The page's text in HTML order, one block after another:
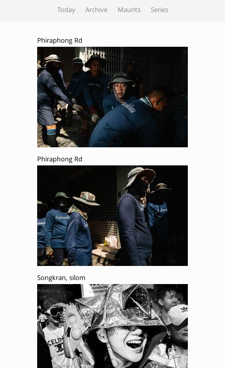
Today Archive Maurits Series
Phiraphong Rd
Phiraphong Rd
Songkran, silom